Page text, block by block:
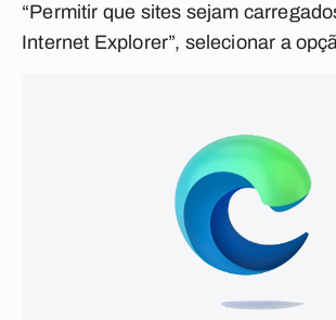
“Permitir que sites sejam
Internet Explorer”, selecionar a